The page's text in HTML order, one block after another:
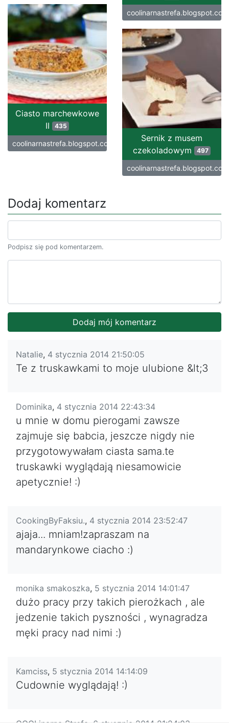
coolinarnastrefa.blogspot.com
Ciasto marchewkowe
II
435
coolinarnastrefa.blogspot.com
Sernik z musem
czekoladowym
497
coolinarnastrefa.blogspot.com
Dodaj komentarz
Podpisz się pod komentarzem.
Natalie, 4 stycznia 2014 21:50:05
Te z truskawkami to moje ulubione &lt;3
Dominika, 4 stycznia 2014 22:43:34
u mnie w domu pierogami zawsze
zajmuje się babcia, jeszcze nigdy nie
przygotowywałam ciasta sama.te
truskawki wyglądają niesamowicie
apetycznie! :)
CookingByFaksiu., 4 stycznia 2014 23:52:47
ajaja... mniam!zapraszam na
mandarynkowe ciacho :)
monika smakoszka, 5 stycznia 2014 14:01:47
dużo pracy przy takich pierożkach , ale
jedzenie takich pyszności , wynagradza
męki pracy nad nimi :)
Kamciss, 5 stycznia 2014 14:14:09
Cudownie wyglądają! :)